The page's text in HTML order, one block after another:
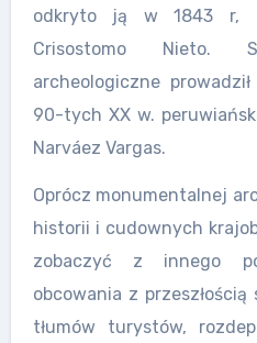
odkryto ją w 1843 r,
Crisostomo Nieto.
archeologiczne
90-tych XX w.
Narváez Vargas.
Oprócz monumentalnej
historii i cudownych
zobaczyć z innego
obcowania z
tłumów turystów,